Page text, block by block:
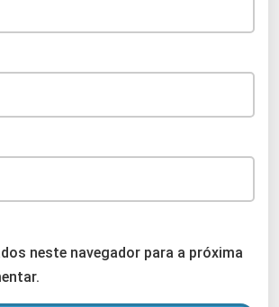
neste navegador para a próxima